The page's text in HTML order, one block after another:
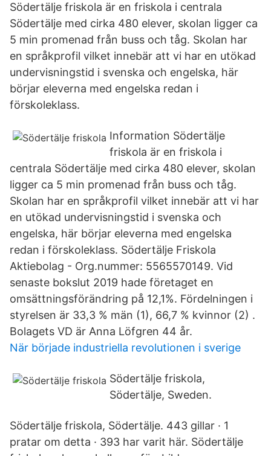
Södertälje friskola är en friskola i centrala
Södertälje med cirka 480 elever, skolan ligger ca
5 min promenad från buss och tåg. Skolan har
en språkprofil vilket innebär att vi har en utökad
undervisningstid i svenska och engelska, här
börjar eleverna med engelska redan i
förskoleklass.
Information Södertälje
friskola är en friskola i
centrala Södertälje med cirka 480 elever, skolan
ligger ca 5 min promenad från buss och tåg.
Skolan har en språkprofil vilket innebär att vi har
en utökad undervisningstid i svenska och
engelska, här börjar eleverna med engelska
redan i förskoleklass. Södertälje Friskola
Aktiebolag - Org.nummer: 5565570149. Vid
senaste bokslut 2019 hade företaget en
omsättningsförändring på 12,1%. Fördelningen i
styrelsen är 33,3 % män (1), 66,7 % kvinnor (2) .
Bolagets VD är Anna Löfgren 44 år.
När började industriella revolutionen i sverige
Södertälje friskola,
Södertälje, Sweden.
Södertälje friskola, Södertälje. 443 gillar · 1
pratar om detta · 393 har varit här. Södertälje